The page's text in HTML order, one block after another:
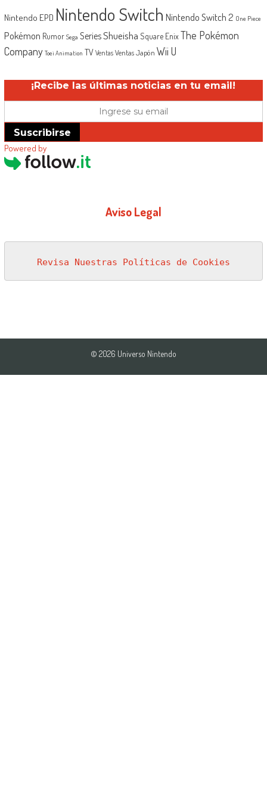
Nintendo EPD Nintendo Switch Nintendo Switch 2 One Piece
Pokémon Rumor Sega SeriesShueisha Square EnixThe Pokémon
Company Toei Animation TV Ventas Ventas Japón Wii U
¡Recibe las últimas noticias en tu email!
Suscribirse
Powered by
Aviso Legal
Revisa Nuestras Políticas de Cookies
© 2026 Universo Nintendo